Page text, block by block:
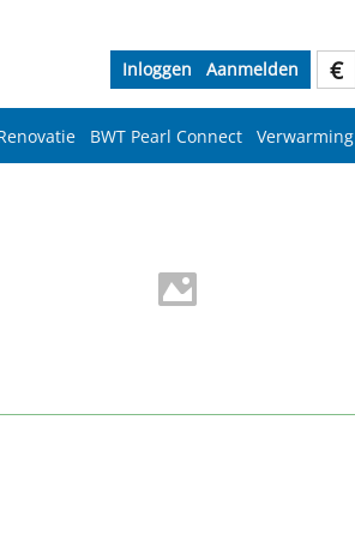
€
Inloggen Aanmelden
BWT Pearl Connect Verwarming